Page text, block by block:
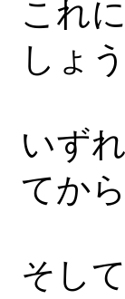
これ
しょう
いず
てか
そし